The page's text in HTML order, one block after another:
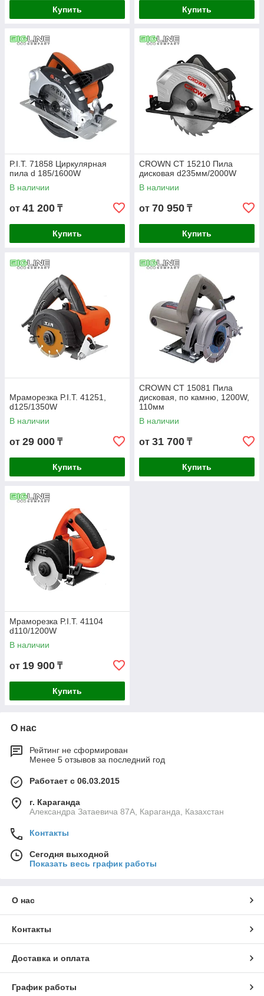
Купить Купить
P.I.T. 71858 Циркулярная
пила d 185/1600W
В наличии
от 41 200 ₸
Купить
CROWN СТ 15210 Пила
дисковая d235мм/2000W
В наличии
от 70 950 ₸
Купить
Мраморезка P.I.T. 41251,
d125/1350W
В наличии
от 29 000 ₸
Купить
CROWN СТ 15081 Пила
дисковая, по камню, 1200W,
110мм
В наличии
от 31 700 ₸
Купить
Мраморезка P.I.T. 41104
d110/1200W
В наличии
от 19 900 ₸
Купить
О нас
Рейтинг не сформирован
Менее 5 отзывов за последний год
Работает с 06.03.2015
г. Караганда
Александра Затаевича 87А, Караганда, Казахстан
Контакты
Сегодня выходной
Показать весь график работы
О нас
Контакты
Доставка и оплата
График работы